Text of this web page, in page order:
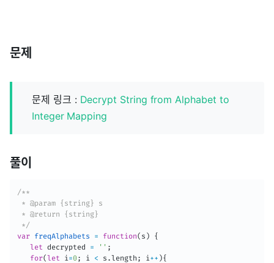
문제
문제 링크 : Decrypt String from Alphabet to
Integer Mapping
풀이
/**
* @param {string} s
* @return {string}
*/
var freqAlphabets = function( s )
{
let decrypted = '' ;
for(let i=0; i < s .length ; i++ ){